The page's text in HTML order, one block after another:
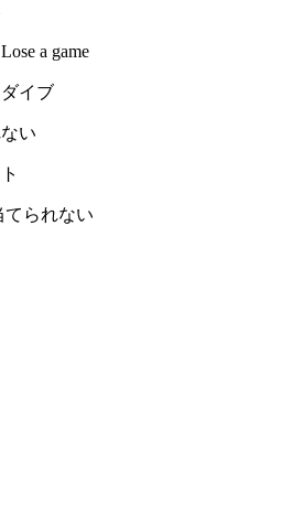
a game
イブ
い
てられない